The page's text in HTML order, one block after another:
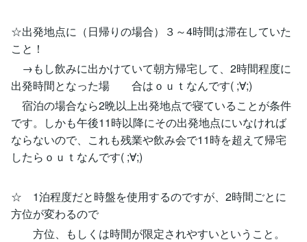
☆出発地点に（日帰りの場合）３～4時間は滞在していた
こと！
→もし飲みに出かけていて朝方帰宅して、2時間程度に
出発時間となった場 合はｏｕｔなんです( ;∀;)
宿泊の場合なら2晩以上出発地点で寝ていることが条件
です。しかも午後11時以降にその出発地点にいなければ
ならないので、これも残業や飲み会で11時を超えて帰宅
したらｏｕｔなんです( ;∀;)
☆ 1泊程度だと時盤を使用するのですが、2時間ごとに
方位が変わるので
方位、もしくは時間が限定されやすいということ。